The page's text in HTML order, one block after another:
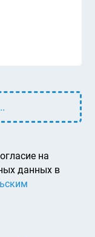
на
данных в